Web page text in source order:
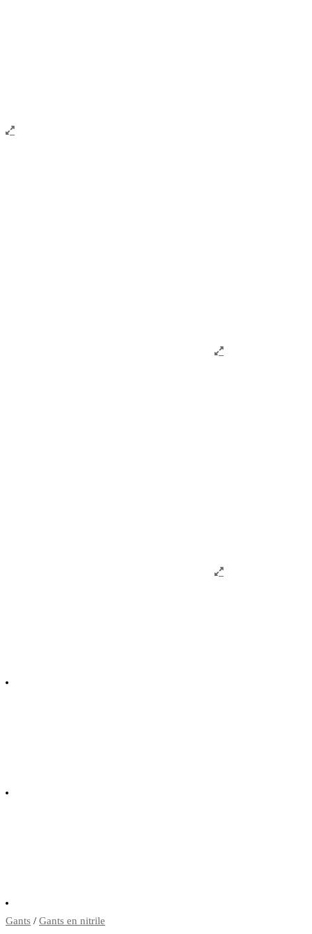
Gants / Gants en nitrile